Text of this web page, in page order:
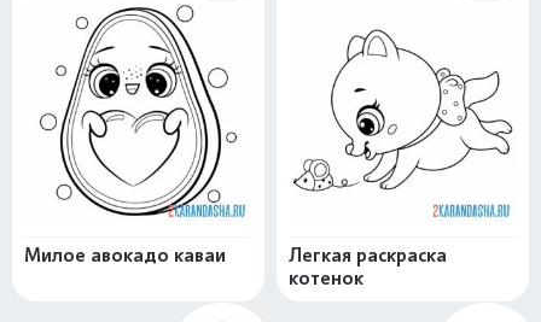
Милое авокадо каваи
Легкая раскраска
котенок